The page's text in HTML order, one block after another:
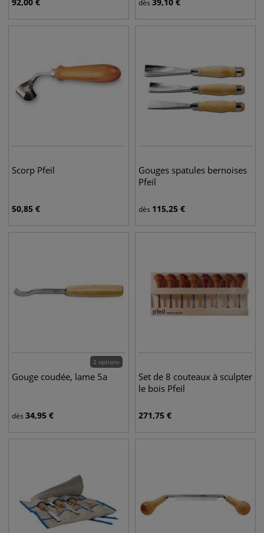
dès
Scorp Pfeil
50,85 €
Gouges spatules bernoises
Pfeil
dès 115,25 €
2 options
Gouge coudée, lame 5a
dès 34,95 €
Set de 8 couteaux à sculpter
le bois Pfeil
271,75 €